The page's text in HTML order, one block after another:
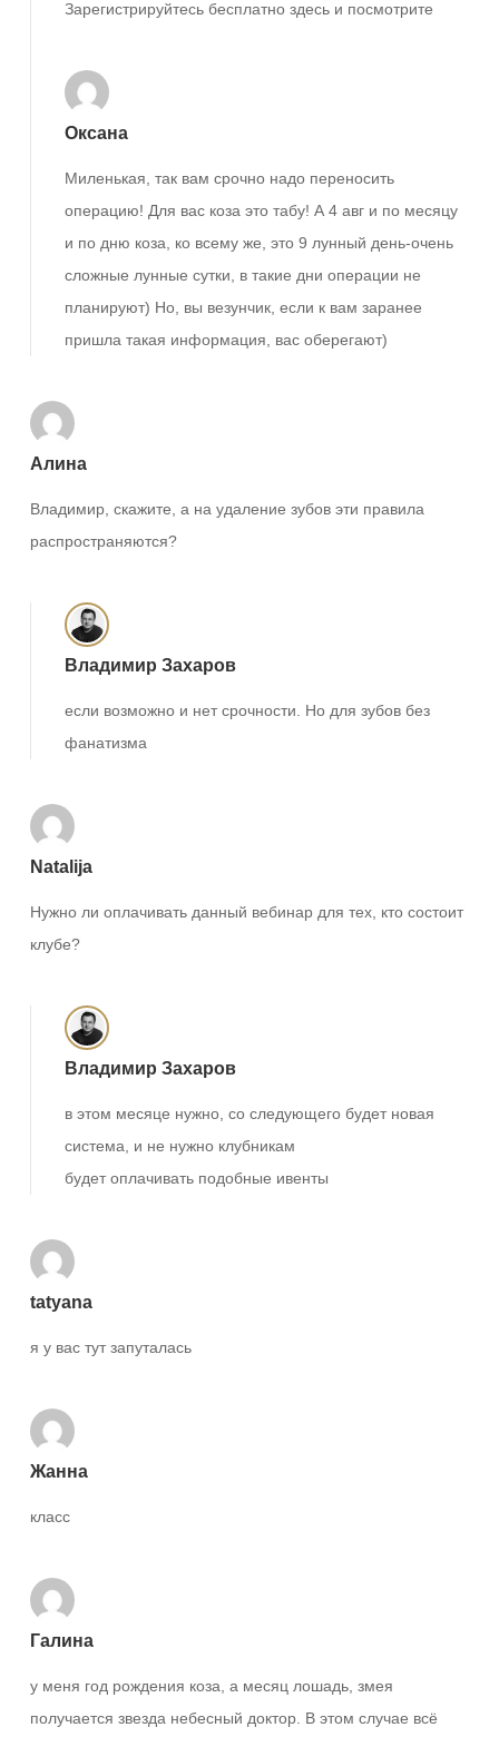
Зарегистрируйтесь бесплатно здесь и посмотрите
Оксана
Миленькая, так вам срочно надо переносить
операцию! Для вас коза это табу! А 4 авг и по месяцу
и по дню коза, ко всему же, это 9 лунный день-очень
сложные лунные сутки, в такие дни операции не
планируют) Но, вы везунчик, если к вам заранее
пришла такая информация, вас оберегают)
Алина
Владимир, скажите, а на удаление зубов эти правила
распространяются?
Владимир Захаров
если возможно и нет срочности. Но для зубов без
фанатизма
Natalija
Нужно ли оплачивать данный вебинар для тех, кто состоит
клубе?
Владимир Захаров
в этом месяце нужно, со следующего будет новая
система, и не нужно клубникам
будет оплачивать подобные ивенты
tatyana
я у вас тут запуталась
Жанна
класс
Галина
у меня год рождения коза, а месяц лошадь, змея
получается звезда небесный доктор. В этом случае всё